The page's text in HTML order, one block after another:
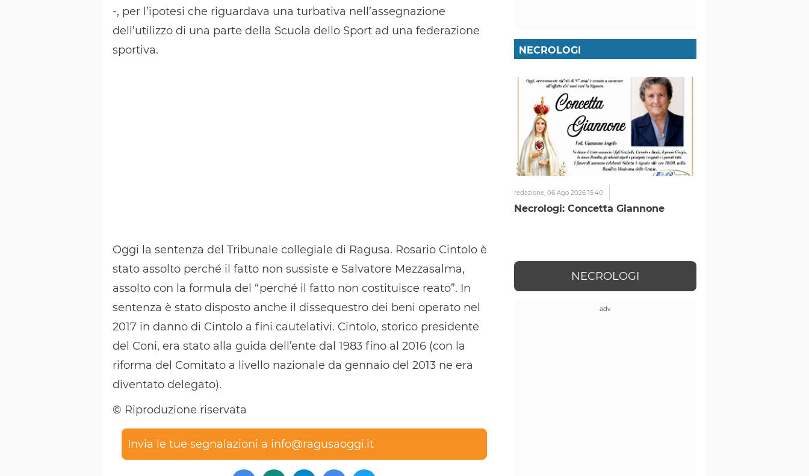
-, per l’ipotesi che riguardava una turbativa nell’assegnazione
dell’utilizzo di una parte della Scuola dello Sport ad una federazione
sportiva.
Oggi la sentenza del Tribunale collegiale di Ragusa. Rosario Cintolo è
stato assolto perché il fatto non sussiste e Salvatore Mezzasalma,
assolto con la formula del “perché il fatto non costituisce reato”. In
sentenza è stato disposto anche il dissequestro dei beni operato nel
2017 in danno di Cintolo a fini cautelativi. Cintolo, storico presidente
del Coni, era stato alla guida dell’ente dal 1983 fino al 2016 (con la
riforma del Comitato a livello nazionale da gennaio del 2013 ne era
diventato delegato).
© Riproduzione riservata
Invia le tue segnalazioni a info@ragusaoggi.it
NECROLOGI
redazione, 06 Ago 2026 15:40
Necrologi: Concetta Giannone
NECROLOGI